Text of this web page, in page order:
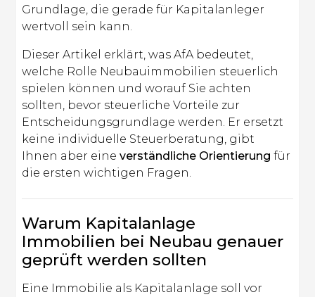
Grundlage, die gerade für Kapitalanleger
wertvoll sein kann.
Dieser Artikel erklärt, was AfA bedeutet,
welche Rolle Neubauimmobilien steuerlich
spielen können und worauf Sie achten
sollten, bevor steuerliche Vorteile zur
Entscheidungsgrundlage werden. Er ersetzt
keine individuelle Steuerberatung, gibt
Ihnen aber eineverständliche Orientierung für
die ersten wichtigen Fragen.
Warum Kapitalanlage
Immobilien bei Neubau genauer
geprüft werden sollten
Eine Immobilie als Kapitalanlage soll vor